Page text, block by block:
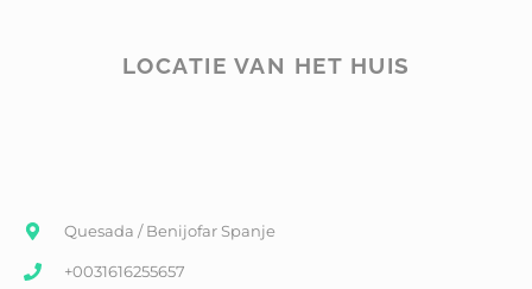
LOCATIE VAN HET HUIS
Quesada / Benijofar Spanje
+0031616255657